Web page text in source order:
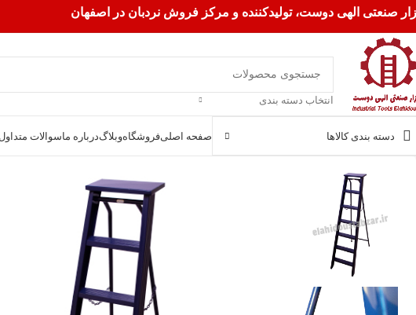
صنعتی الهی دوست، تولیدکننده و مرکز فروش نردبان در اصفهان
انتخاب دسته بندی
دسته بندی کالاها صفحه اصلیفروشگاهوبلاگدرباره ماسوالات متداول